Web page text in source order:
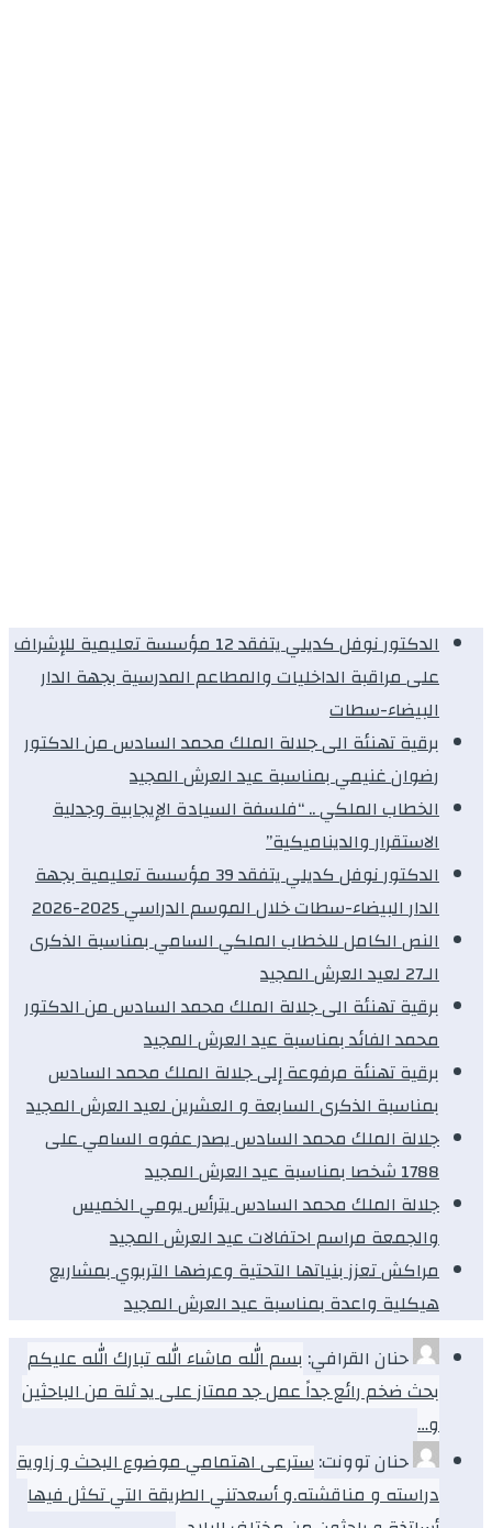
الدكتور نوفل كديلي يتفقد 12 مؤسسة تعليمية للإشراف
على مراقبة الداخليات والمطاعم المدرسية بجهة الدار
البيضاء-سطات
برقية تهنئة الى جلالة الملك محمد السادس من الدكتور
رضوان غنيمي بمناسبة عيد العرش المجيد
الخطاب الملكي .. “فلسفة السيادة الإيجابية وجدلية
الاستقرار والديناميكية”
الدكتور نوفل كديلي يتفقد 39 مؤسسة تعليمية بجهة
الدار البيضاء-سطات خلال الموسم الدراسي 2025-2026
النص الكامل للخطاب الملكي السامي بمناسبة الذكرى
الـ27 لعيد العرش المجيد
برقية تهنئة الى جلالة الملك محمد السادس من الدكتور
محمد الفائد بمناسبة عيد العرش المجيد
برقية تهنئة مرفوعة إلى جلالة الملك محمد السادس
بمناسبة الذكرى السابعة و العشرين لعيد العرش المجيد
جلالة الملك محمد السادس يصدر عفوه السامي على
1788 شخصا بمناسبة عيد العرش المجيد
جلالة الملك محمد السادس يترأس يومي الخميس
والجمعة مراسم احتفالات عيد العرش المجيد
مراكش تعزز بنياتها التحتية وعرضها التربوي بمشاريع
هيكلية واعدة بمناسبة عيد العرش المجيد
حنان القرافي: بسم الله ماشاء الله تبارك الله عليكم
بحث ضخم رائع جداً عمل جد ممتاز على يد ثلة من الباحثين
و…
حنان توونت:سترعى اهتمامي موضوع البحث و زاوية
دراسته و مناقشته.و أسعدتني الطريقة التي تكثل فيها